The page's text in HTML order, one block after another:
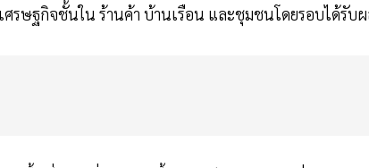
ศรษฐกิจชั้นใน ร้านค้า บ้านเรือน และชุมชนโดยรอบได้รับผ